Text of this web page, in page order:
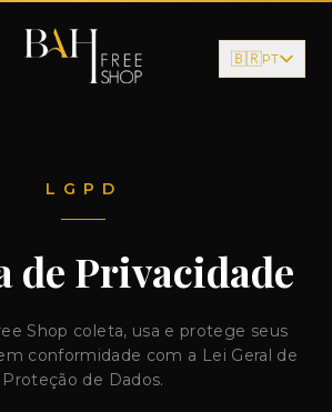
🇧🇷PT
LGPD
de Privacidade
Shop coleta, usa e protege seus
conformidade com a Lei Geral de
Proteção de Dados.